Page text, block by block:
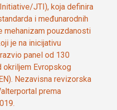
JTI), koja definira
i međunarodnih
mehanizam pouzdanosti
je na inicijativu
panel od 130
okriljem Evropskog
Nezavisna revizorska
prema